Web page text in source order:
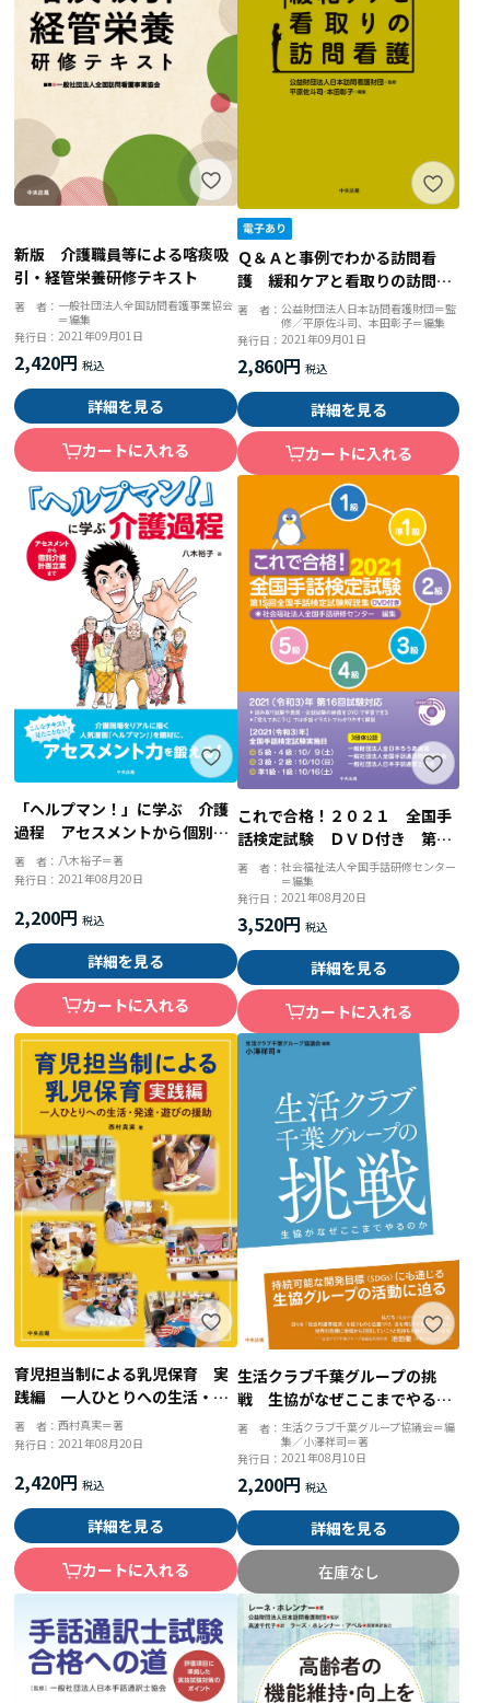
新版 介護職員等による喀痰吸
引・経管栄養研修テキスト
著 者： 一般社団法人全国訪問看護事業協会
＝編集
発行日：2021年09月01日
2,420円
詳細を見る
カートに入れる
Ｑ＆Ａと事例でわかる訪問看
護 緩和ケアと看取りの訪問看
護
著 者： 公益財団法人日本訪問看護財団＝監
修／平原佐斗司、本田彰子＝編集
発行日： 2021年09月01日
2,860円
詳細を見る
カートに入れる
「ヘルプマン！」に学ぶ 介護
過程 アセスメントから個別介
護計画立案まで
著 者： 八木裕子＝著
発行日：2021年08月20日
2,200円
詳細を見る
カートに入れる
これで合格！２０２１ 全国手
話検定試験 ＤＶＤ付き 第１
５回全国手話検定試験解説集
著 者： 社会福祉法人全国手話研修センター
＝編集
発行日： 2021年08月20日
3,520円
詳細を見る
カートに入れる
育児担当制による乳児保育 実
践編 一人ひとりへの生活・発
達・遊びの援助
著 者：西村真実＝著
発行日：2021年08月20日
2,420円
詳細を見る
カートに入れる
生活クラブ千葉グループの挑
戦 生協がなぜここまでやるの
か
著 者： 生活クラブ千葉グループ協議会＝編
集／小澤祥司＝著
発行日： 2021年08月10日
2,200円
詳細を見る
在庫なし